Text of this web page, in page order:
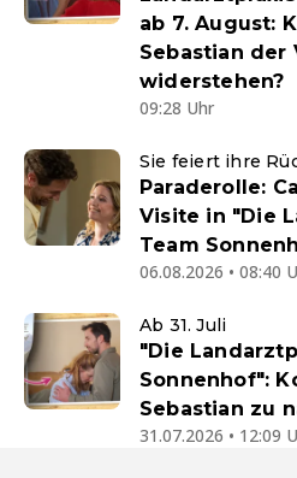
ab 7. August:
Sebastian der
widerstehen?
09:28 Uhr
Sie feiert ihre
Paraderolle:
Visite in "Die
Team
06.08.2026 • 08:40
Ab 31. Juli
"Die
Sonnenhof":
Sebastian zu
31.07.2026 • 12:09